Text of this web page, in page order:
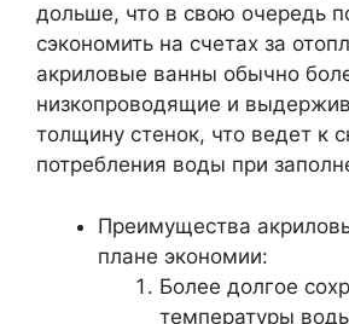
дольше, что в свою очередь
сэкономить на счетах за
акриловые ванны обычно
низкопроводящие и
толщину стенок, что ведет к
потребления воды при
Преимущества
плане экономии:
Более долгое
температуры